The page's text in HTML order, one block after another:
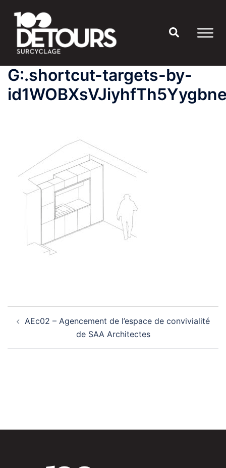
contenu
Rechercher
G:.shortcut-targets-by-
d’article
AEc02 – Agencement de l’espace de convivialité
de SAA Architectes